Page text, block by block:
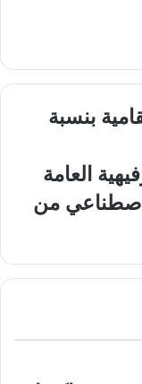
بنسبة
العامة
من